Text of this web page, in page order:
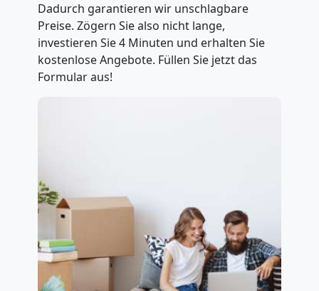
Dadurch garantieren wir unschlagbare
Preise. Zögern Sie also nicht lange,
investieren Sie 4 Minuten und erhalten Sie
kostenlose Angebote. Füllen Sie jetzt das
Formular aus!